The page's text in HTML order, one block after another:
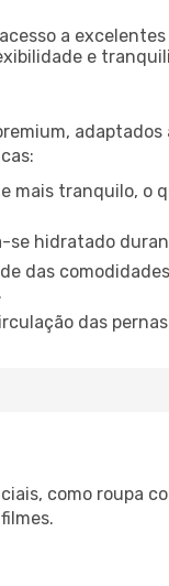
a
e
mais tranquilo, o
se hidratado
das
das
como roupa